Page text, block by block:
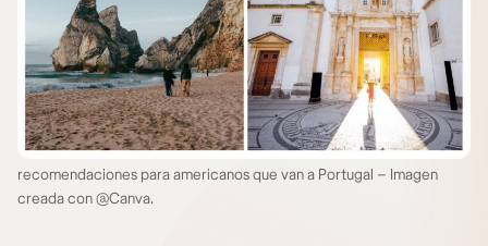
recomendaciones para americanos que van a Portugal – Imagen
creada con @Canva.